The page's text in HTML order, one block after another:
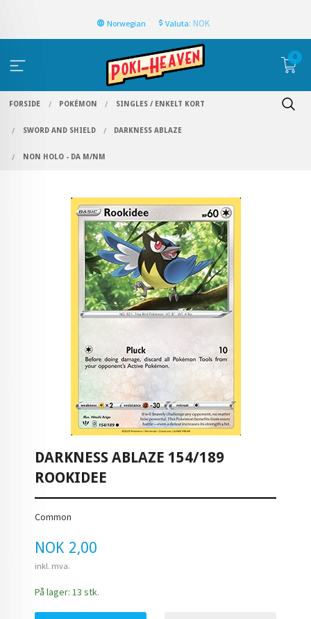
Norwegian Valuta: NOK
0
FORSIDE POKÉMON SINGLES / ENKELT KORT
SWORD AND SHIELD DARKNESS ABLAZE
NON HOLO - DA M/NM
DARKNESS ABLAZE 154/189
ROOKIDEE
Common
Pris
NOK 2,00
inkl. mva.
På lager: 13 stk.